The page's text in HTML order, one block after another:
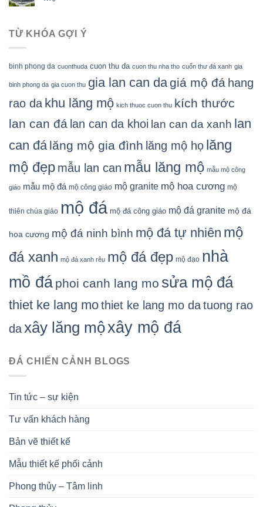
TỪ KHÓA GỢI Ý
binh phong da cuonthuda cuon thu da cuon thu nha tho cuốn thư đá xanh gia
binh phong da gia cuon thu gia lan can dagiá mộ đá hang
rao da khu lăng mộ kich thuoc cuon thu kích thước
lan can đá lan can da khoi lan can da xanh lan
can đá lăng mộ gia đình lăng mộ họ lăng
mộ đẹp mẫu lan can mẫu lăng mộ mẫu mộ công
giáo mẫu mộ đá mộ công giáo mộ granite mộ hoa cương mộ
thiên chúa giáo mộ đá mộ đá công giáo mộ đá granite mộ đá
hoa cương mộ đá ninh bình mộ đá tự nhiên mộ
đá xanh mộ đá xanh rêu mộ đá đẹp mộ đạo nhà
mồ đá phoi canh lang mo sửa mộ đá
thiet ke lang mothiet ke lang mo datuong rao
daxây lăng mộxây mộ đá
ĐÁ CHIẾN CẢNH BLOGS
Tin tức – sự kiện
Tư vấn khách hàng
Bản vẽ thiết kế
Mẫu thiết kế phối cảnh
Phong thủy – Tâm linh